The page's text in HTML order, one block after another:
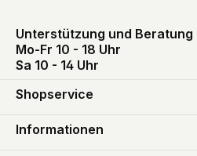
Unterstützung und Beratung
Mo-Fr 10 - 18 Uhr
Sa 10 - 14 Uhr
Shopservice
Informationen